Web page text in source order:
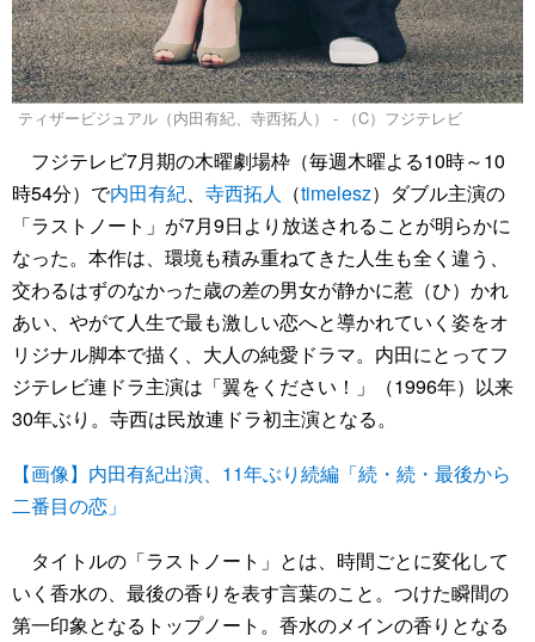
ティザービジュアル（内田有紀、寺西拓人） - （C）フジテレビ
フジテレビ7月期の木曜劇場枠（毎週木曜よる10時～10
時54分）で内田有紀、 寺西拓人 （timelesz）ダブル主演の
「ラストノート」が7月9日より放送されることが明らかに
なった。本作は、環境も積み重ねてきた人生も全く違う、
交わるはずのなかった歳の差の男女が静かに惹（ひ）かれ
あい、やがて人生で最も激しい恋へと導かれていく姿をオ
リジナル脚本で描く、大人の純愛ドラマ。内田にとってフ
ジテレビ連ドラ主演は「翼をください！」（1996年）以来
30年ぶり。寺西は民放連ドラ初主演となる。
【画像】内田有紀出演、11年ぶり続編「続・続・最後から
二番目の恋」
タイトルの「ラストノート」とは、時間ごとに変化して
いく香水の、最後の香りを表す言葉のこと。つけた瞬間の
第一印象となるトップノート。香水のメインの香りとなる